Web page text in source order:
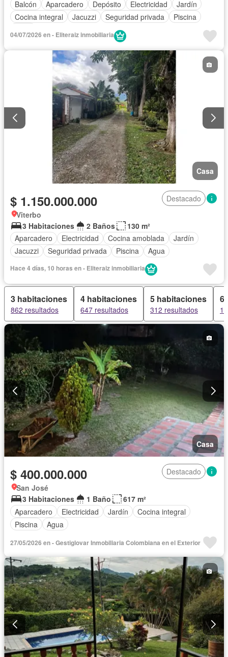
Balcón
Aparcadero Depósito Electricidad
Jardín
Cocina integral
Jacuzzi Seguridad privada
Piscina
04/07/2026 en - Eliteraiz inmobiliaria
Casa
$ 1.150.000.000
Destacado
Viterbo
3 Habitaciones
2 Baños
130 m²
Aparcadero
Electricidad Cocina amoblada
Jardín
Jacuzzi
Seguridad privada Piscina Agua
Hace 4 días, 10 horas en - Eliteraiz inmobiliaria
3 habitaciones
862 resultados
4 habitaciones
647 resultados
5 habitaciones
312 resultados
6
Casa
$ 400.000.000
Destacado
San José
3 Habitaciones
1 Baño
617 m²
Aparcadero
Electricidad Jardín
Cocina integral
Piscina
Agua
27/05/2026 en - Gestiglovar Inmobiliaria Colombiana en el Exterior